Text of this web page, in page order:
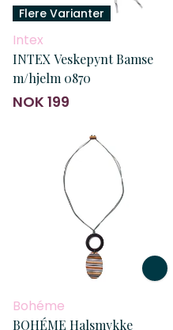
Flere Varianter
Intex
INTEX Veskepynt Bamse
m/hjelm 0870
NOK 199
Bohéme
BOHÉME Halsmykke